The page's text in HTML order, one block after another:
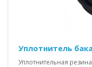
Уплотнитель бака
Уплотнительная